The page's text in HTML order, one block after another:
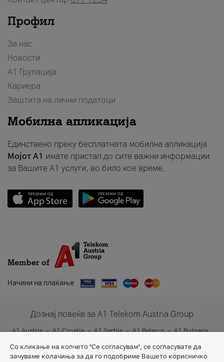
Профил
За нас
Новости
А1 Групација
Кариера
Заштита на лични податоци
Мобилна апликација
Единствено преку бесплатната мобилна апликација
Мојот A1 имате пристап до сите важни информации
за Вашите A1 услуги, во било кое време.
Member of
Начини на плаќање
Дознај повеќе за A1 Telekom Austria Group
A1 Austria A1 Croatia A1 Serbia A1 Belarus
A1 Bulgaria
A1 Slovenia
A1 Digital
Со кликање на копчето "Се согласувам", се согласувате да
зачуваме колачиња за да го подобриме Вашето корисничко